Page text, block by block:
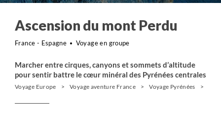
Ascension du mont Perdu
France - Espagne Voyage en groupe
Marcher entre cirques, canyons et sommets d’altitude
pour sentir battre le cœur minéral des Pyrénées centrales
Voyage Europe Voyage aventure France Voyage Pyrénées